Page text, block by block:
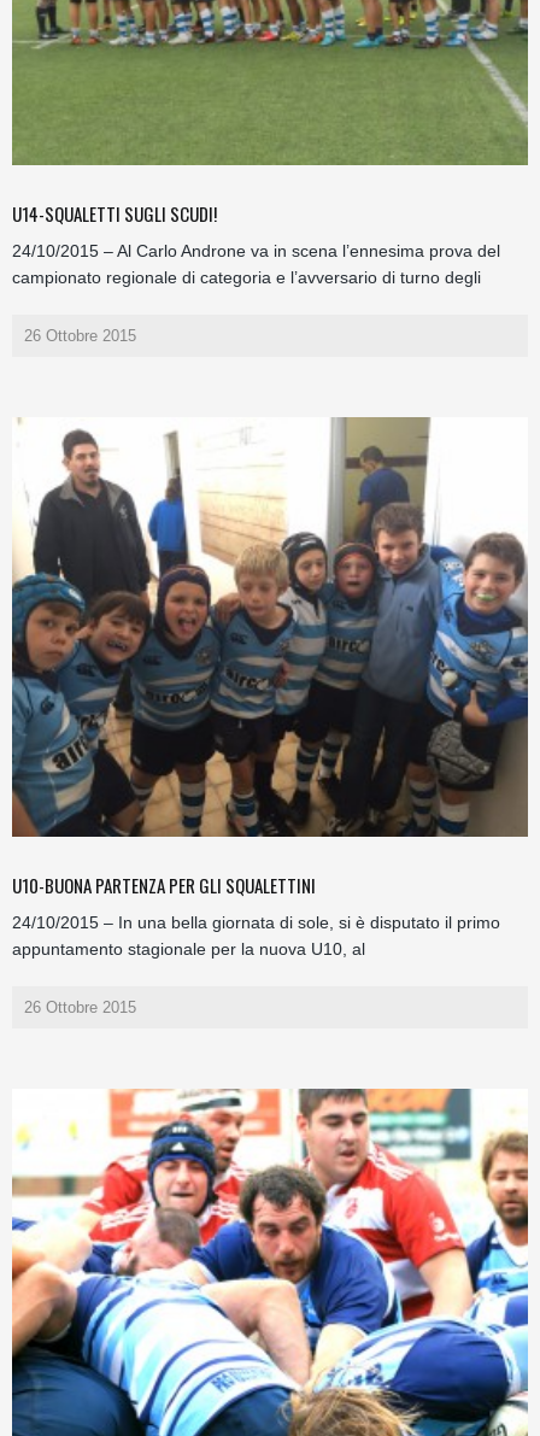
U14-SQUALETTI SUGLI SCUDI!
24/10/2015 – Al Carlo Androne va in scena l’ennesima prova del
campionato regionale di categoria e l’avversario di turno degli
26 Ottobre 2015
U10-BUONA PARTENZA PER GLI SQUALETTINI
24/10/2015 – In una bella giornata di sole, si è disputato il primo
appuntamento stagionale per la nuova U10, al
26 Ottobre 2015